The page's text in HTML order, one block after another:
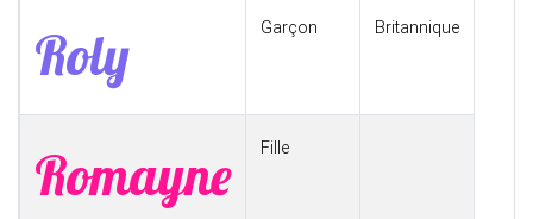
Roly Garçon Britannique
Romayne Fille